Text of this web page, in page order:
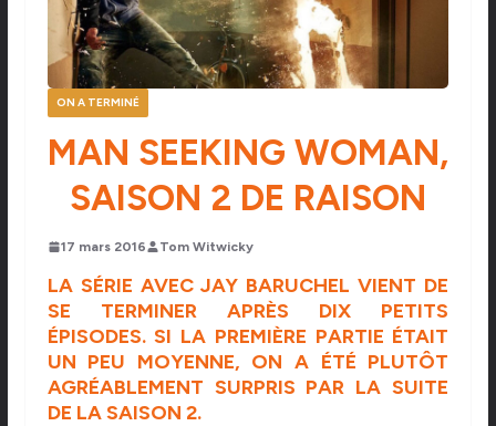
ON A TERMINÉ
MAN SEEKING WOMAN,
SAISON 2 DE RAISON
17 mars 2016 Tom Witwicky
LA SÉRIE AVEC JAY BARUCHEL VIENT DE
SE TERMINER APRÈS DIX PETITS
ÉPISODES. SI LA PREMIÈRE PARTIE ÉTAIT
UN PEU MOYENNE, ON A ÉTÉ PLUTÔT
AGRÉABLEMENT SURPRIS PAR LA SUITE
DE LA SAISON 2.